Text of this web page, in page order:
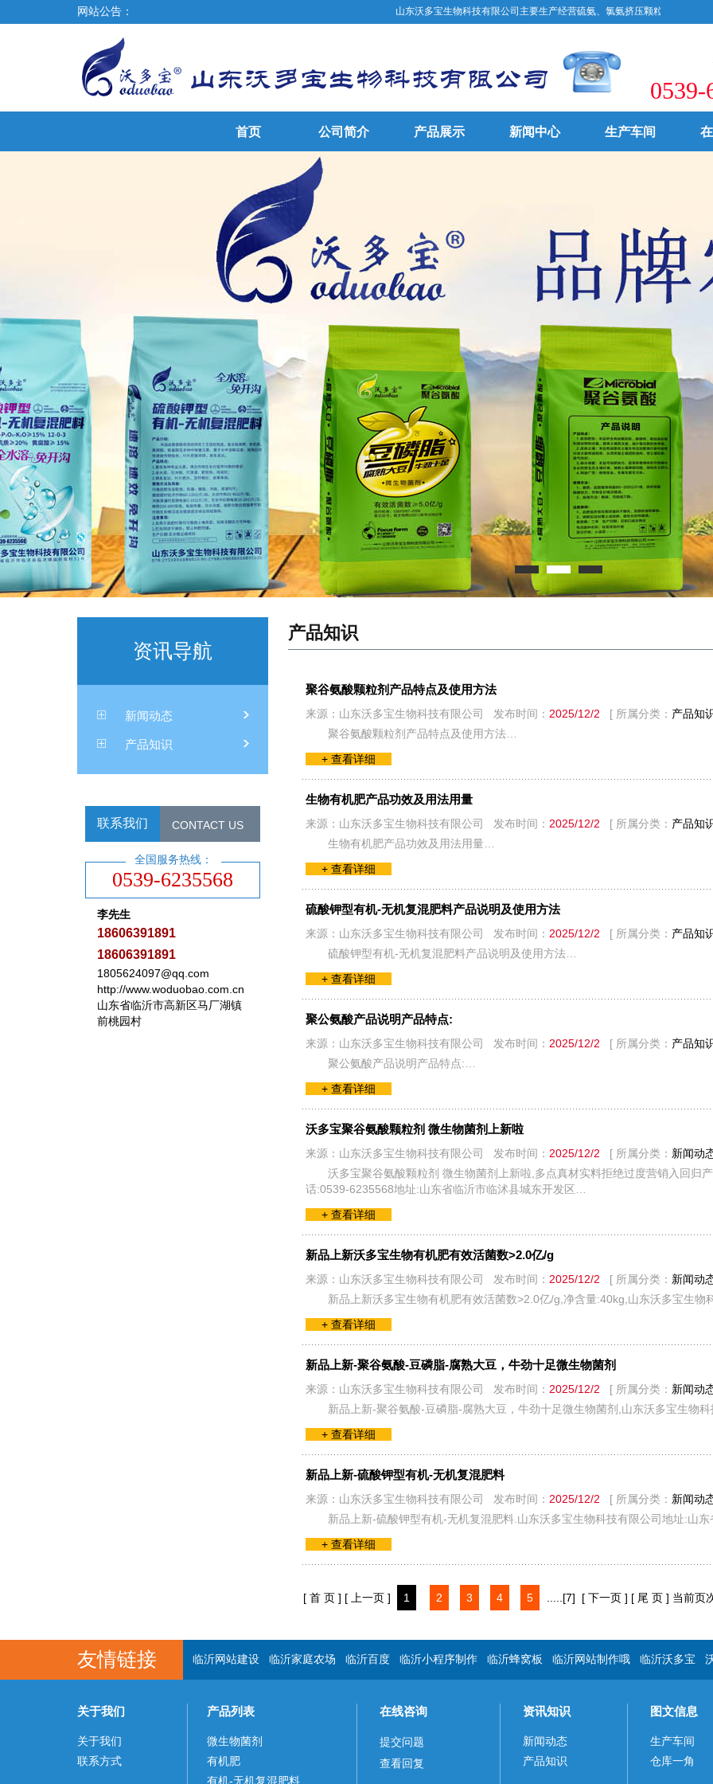
网站公告： 山东沃多宝生物科技有限公司主要生产经营硫氨、氯氨挤压颗粒水溶肥、生物
0539-
首页 公司简介 产品展示 新闻中心 生产车间
资讯导航
新闻动态
产品知识
联系我们 CONTACT US
0539-6235568
全国服务热线：
李先生
18606391891
18606391891
1805624097@qq.com
http://www.woduobao.com.cn
山东省临沂市高新区马厂湖镇
前桃园村
产品知识
聚谷氨酸颗粒剂产品特点及使用方法
来源：山东沃多宝生物科技有限公司 发布时间： 2025/12/2 [ 所属分类： 产品知
聚谷氨酸颗粒剂产品特点及使用方法…
+ 查看详细
生物有机肥产品功效及用法用量
来源：山东沃多宝生物科技有限公司 发布时间： 2025/12/2 [ 所属分类： 产品知
生物有机肥产品功效及用法用量…
+ 查看详细
硫酸钾型有机-无机复混肥料产品说明及使用方法
来源：山东沃多宝生物科技有限公司 发布时间： 2025/12/2 [ 所属分类： 产品知
硫酸钾型有机-无机复混肥料产品说明及使用方法…
+ 查看详细
聚公氨酸产品说明产品特点:
来源：山东沃多宝生物科技有限公司 发布时间： 2025/12/2 [ 所属分类： 产品知
聚公氨酸产品说明产品特点:…
+ 查看详细
沃多宝聚谷氨酸颗粒剂 微生物菌剂上新啦
来源：山东沃多宝生物科技有限公司 发布时间： 2025/12/2 [ 所属分类： 新闻动
沃多宝聚谷氨酸颗粒剂 微生物菌剂上新啦,多点真材实料拒绝过度营销入回归
话:0539-6235568地址:山东省临沂市临沭县城东开发区…
+ 查看详细
新品上新沃多宝生物有机肥有效活菌数>2.0亿/g
来源：山东沃多宝生物科技有限公司 发布时间： 2025/12/2 [ 所属分类： 新闻动
新品上新沃多宝生物有机肥有效活菌数>2.0亿/g,净含量:40kg,山东沃多宝生物
+ 查看详细
新品上新-聚谷氨酸-豆磷脂-腐熟大豆，牛劲十足微生物菌剂
来源：山东沃多宝生物科技有限公司 发布时间： 2025/12/2 [ 所属分类： 新闻动
新品上新-聚谷氨酸-豆磷脂-腐熟大豆，牛劲十足微生物菌剂,山东沃多宝生物科
+ 查看详细
新品上新-硫酸钾型有机-无机复混肥料
来源：山东沃多宝生物科技有限公司 发布时间： 2025/12/2 [ 所属分类： 新闻动
新品上新-硫酸钾型有机-无机复混肥料.山东沃多宝生物科技有限公司地址:山
+ 查看详细
[ 首 页 ] [ 上一页 ] 1 2 3 4 5 [7] [ 下一页 ] [ 尾 页 ] 当前页
友情链接 临沂网站建设 临沂家庭农场 临沂百度 临沂小程序制作 临沂蜂窝板 临沂网站制作哦 临沂沃多宝
关于我们
关于我们
联系方式
产品列表
微生物菌剂
有机肥
有机-无机复混肥料
在线咨询
提交问题
查看回复
资讯知识
新闻动态
产品知识
图文信息
生产车间
仓库一角